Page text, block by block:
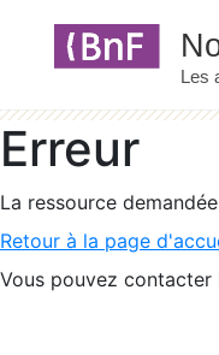
Erreur
La ressource
Retour à la page
Vous pouvez